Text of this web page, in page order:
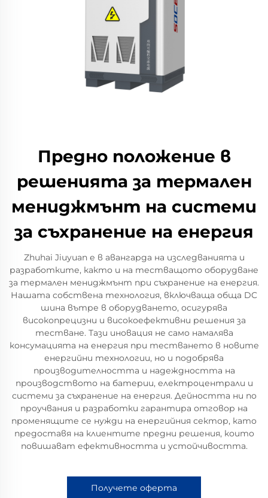
Предно положение в
решенията за термален
мениджмънт на системи
за съхранение на енергия
Zhuhai Jiuyuan е в авангарда на изследванията и
разработките, както и на тестващото оборудване
за термален мениджмънт при съхранение на енергия.
Нашата собствена технология, включваща обща DC
шина вътре в оборудването, осигурява
високопрецизни и високоефективни решения за
тестване. Тази иновация не само намалява
консумацията на енергия при тестването в новите
енергийни технологии, но и подобрява
производителността и надеждността на
производството на батерии, електроцентрали и
системи за съхранение на енергия. Дейността ни по
проучвания и разработки гарантира отговор на
променящите се нужди на енергийния сектор, като
предоставя на клиентите предни решения, които
повишават ефективността и устойчивостта.
Получете оферта